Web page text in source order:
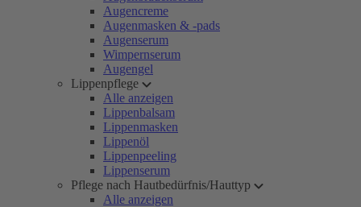
Augencreme
Augenmasken & -pads
Augenserum
Wimpernserum
Augengel
Lippenpflege
Alle anzeigen
Lippenbalsam
Lippenmasken
Lippenöl
Lippenpeeling
Lippenserum
Pflege nach Hautbedürfnis/Hauttyp
Alle anzeigen